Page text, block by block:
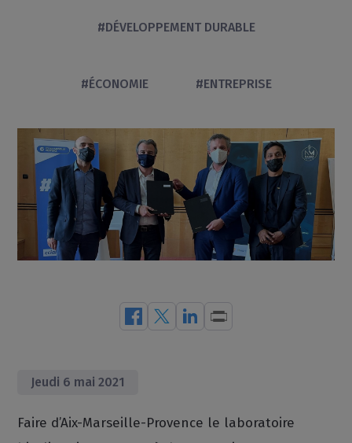
#DÉVELOPPEMENT DURABLE
#ÉCONOMIE #ENTREPRISE
Jeudi 6 mai 2021
Faire d’Aix-Marseille-Provence le laboratoire